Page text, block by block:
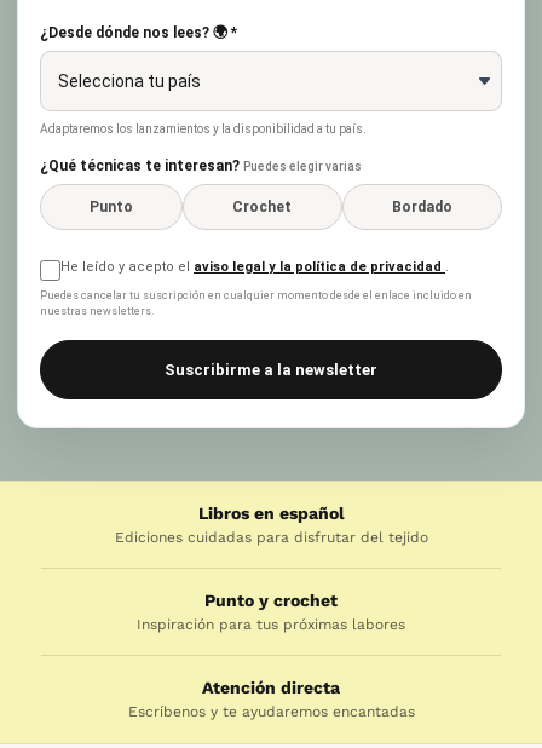
¿Desde dónde nos lees? 🌍 *
Adaptaremos los lanzamientos y la disponibilidad a tu país.
¿Qué técnicas te interesan? Puedes elegir varias
Punto Crochet Bordado
He leído y acepto el aviso legal y la política de privacidad .
Puedes cancelar tu suscripción en cualquier momento desde el enlace incluido en
nuestras newsletters.
Suscribirme a la newsletter
Libros en español
Ediciones cuidadas para disfrutar del tejido
Punto y crochet
Inspiración para tus próximas labores
Atención directa
Escríbenos y te ayudaremos encantadas